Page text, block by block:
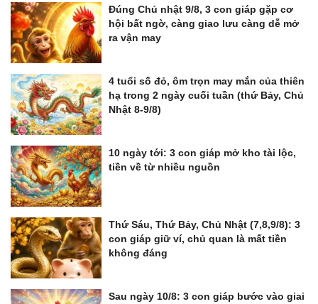
Đúng Chủ nhật 9/8, 3 con giáp gặp cơ
hội bất ngờ, càng giao lưu càng dễ mở
ra vận may
4 tuổi số đỏ, ôm trọn may mắn của thiên
hạ trong 2 ngày cuối tuần (thứ Bảy, Chủ
Nhật 8-9/8)
10 ngày tới: 3 con giáp mở kho tài lộc,
tiền về từ nhiều nguồn
Thứ Sáu, Thứ Bảy, Chủ Nhật (7,8,9/8): 3
con giáp giữ ví, chủ quan là mất tiền
không đáng
Sau ngày 10/8: 3 con giáp bước vào giai